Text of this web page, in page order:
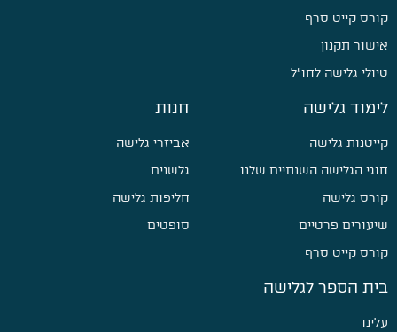
קורס קייט סרף
אישור תקנון
טיולי גלישה לחו״ל
לימוד גלישה
קייטנות גלישה
חוגי הגלישה השנתיים שלנו
קורס גלישה
שיעורים פרטיים
קורס קייט סרף
חנות
אביזרי גלישה
גלשנים
חליפות גלישה
סופטים
בית הספר לגלישה
עלינו